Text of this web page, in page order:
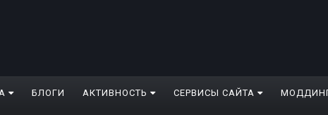
БЛОГИ АКТИВНОСТЬ СЕРВИСЫ САЙТА